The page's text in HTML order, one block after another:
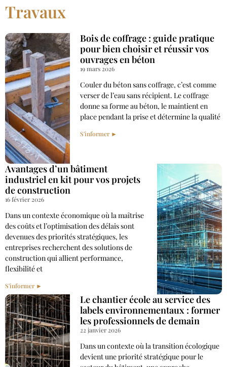
Travaux
Bois de coffrage : guide pratique
pour bien choisir et réussir vos
ouvrages en béton
19 mars 2026
Couler du béton sans coffrage, c’est comme
verser de l’eau sans récipient. Le coffrage
donne sa forme au béton, le maintient en
place pendant la prise et détermine la qualité
S'informer ►
Avantages d’un bâtiment
industriel en kit pour vos projets
de construction
16 février 2026
Dans un contexte économique où la maîtrise
des coûts et l’optimisation des délais sont
devenues des priorités stratégiques, les
entreprises recherchent des solutions de
construction qui allient performance,
flexibilité et
S'informer ►
Le chantier école au service des
labels environnementaux : former
les professionnels de demain
22 janvier 2026
Dans un contexte où la transition écologique
devient une priorité stratégique pour le